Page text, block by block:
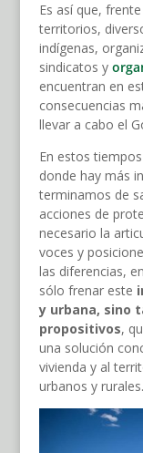
Es así que,
territorios,
indígenas,
sindicatos y
encuentran en
consecuencias
llevar a cabo el
En estos
donde hay más
terminamos de
acciones de
necesario la
voces y
las diferencias,
sólo frenar este
y urbana, sino
propositivos,
una solución
vivienda y al
urbanos y rurales.